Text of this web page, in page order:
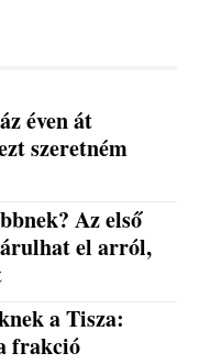
éven át
szeretném
Az első
árulhat el arról,
a Tisza:
frakció